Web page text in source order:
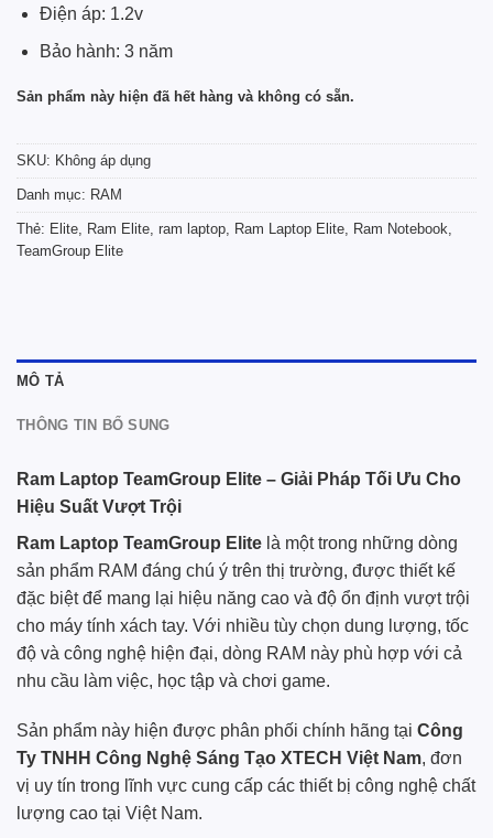
Điện áp: 1.2v
Bảo hành: 3 năm
Sản phẩm này hiện đã hết hàng và không có sẵn.
SKU: Không áp dụng
Danh mục: RAM
Thẻ: Elite Ram Elite ram laptop Ram Laptop Elite Ram Notebook
TeamGroup Elite
MÔ TẢ
THÔNG TIN BỔ SUNG
Ram Laptop TeamGroup Elite – Giải Pháp Tối Ưu Cho
Hiệu Suất Vượt Trội
Ram Laptop TeamGroup Elite là một trong những dòng
sản phẩm RAM đáng chú ý trên thị trường, được thiết kế
đặc biệt để mang lại hiệu năng cao và độ ổn định vượt trội
cho máy tính xách tay. Với nhiều tùy chọn dung lượng, tốc
độ và công nghệ hiện đại, dòng RAM này phù hợp với cả
nhu cầu làm việc, học tập và chơi game.
Sản phẩm này hiện được phân phối chính hãng tại Công
Ty TNHH Công Nghệ Sáng Tạo XTECH Việt Nam, đơn
vị uy tín trong lĩnh vực cung cấp các thiết bị công nghệ chất
lượng cao tại Việt Nam.